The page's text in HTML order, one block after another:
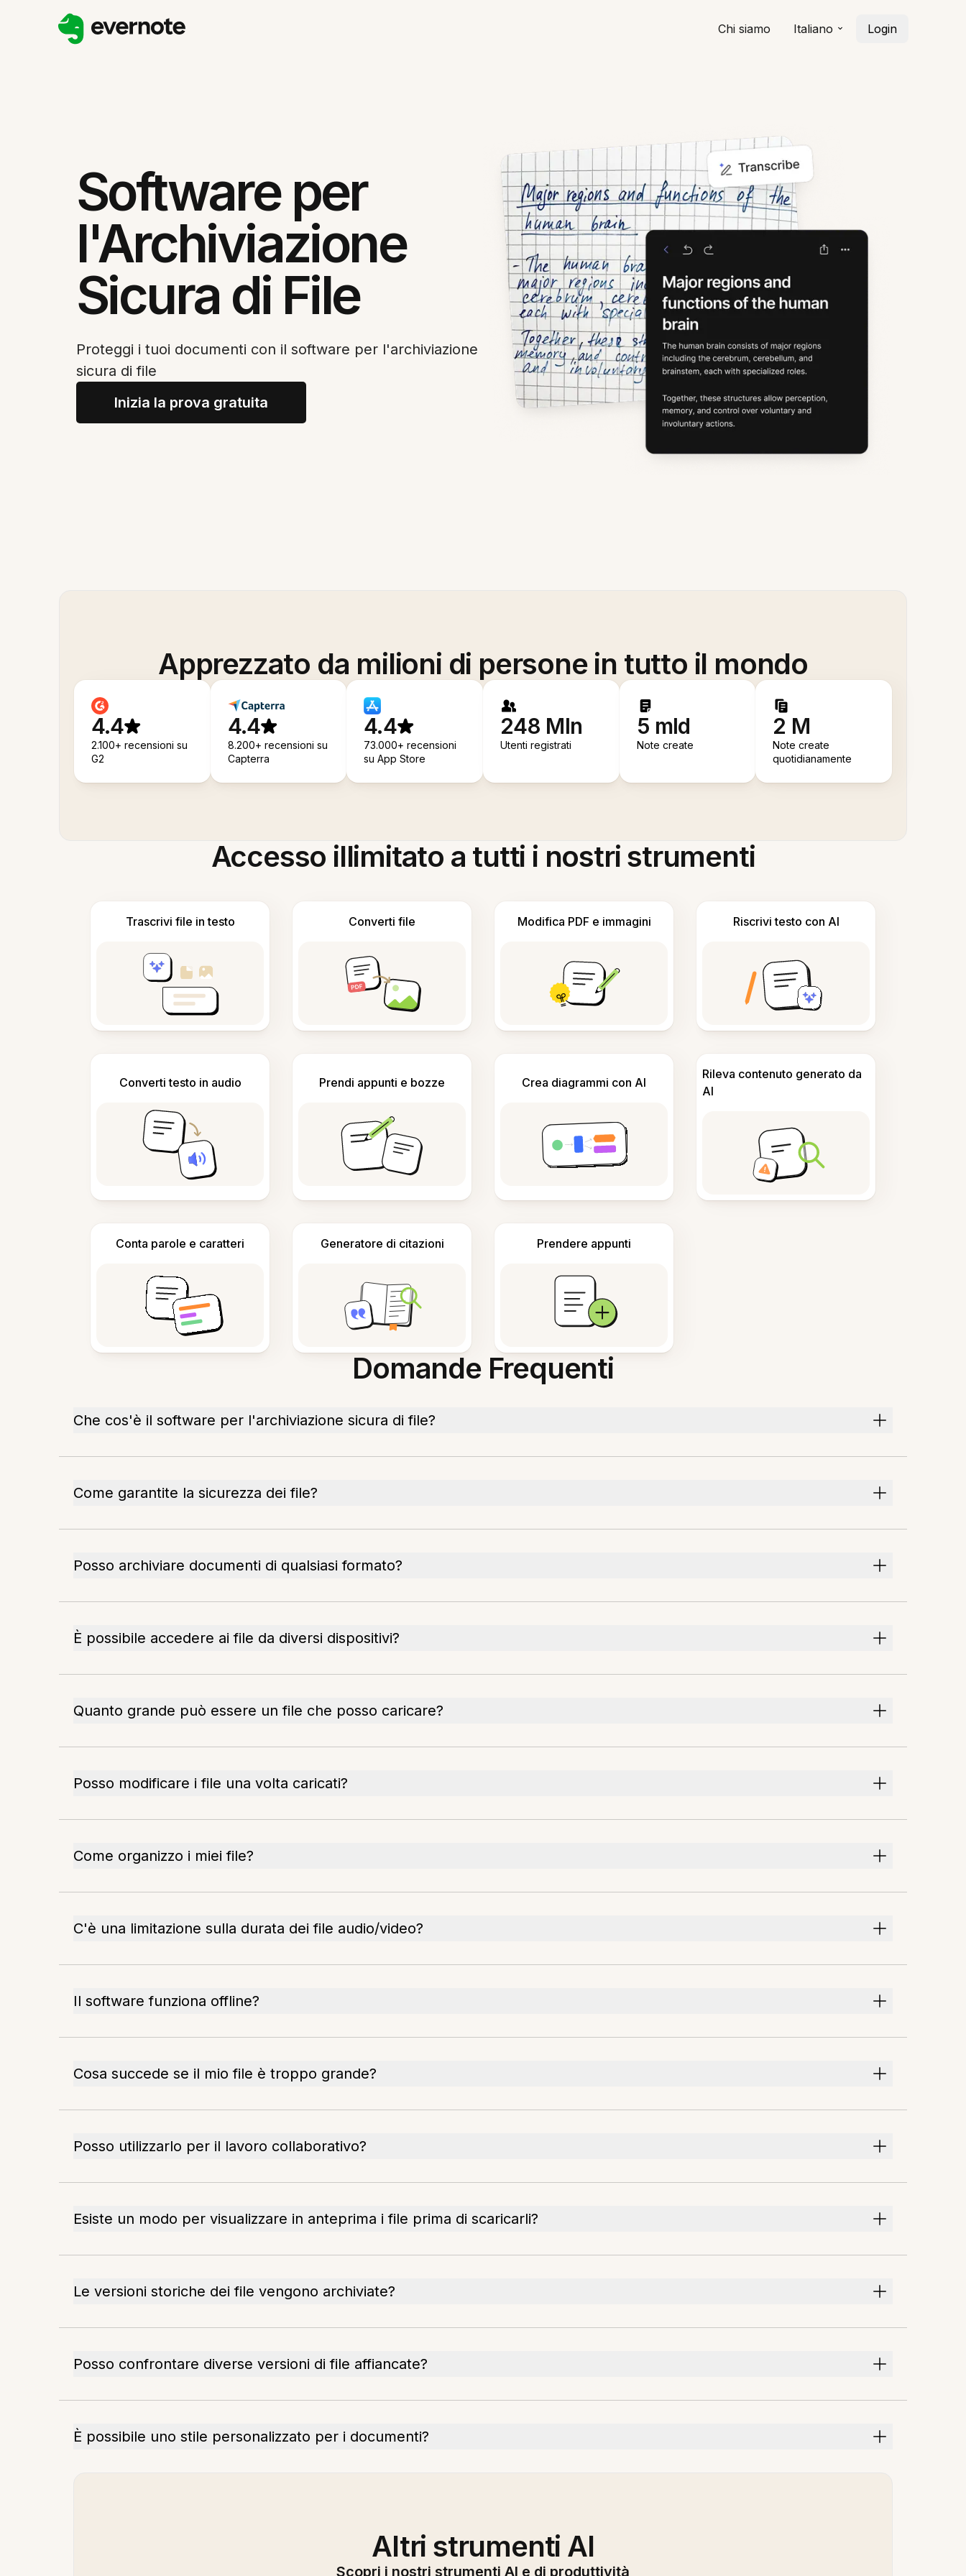
Chi siamo Italiano Login
Software per
l'Archiviazione
Sicura di File
Proteggi i tuoi documenti con il software per l'archiviazione
sicura di file
Inizia la prova gratuita
Apprezzato da milioni di persone in tutto il mondo
4.4
2.100+ recensioni su
G2
4.4
8.200+ recensioni su
Capterra
4.4
73.000+ recensioni
su App Store
248 Mln
Utenti registrati
5 mld
Note create
2 M
Note create
quotidianamente
Accesso illimitato a tutti i nostri strumenti
Trascrivi file in testo Converti file Modifica PDF e immagini Riscrivi testo con AI
Converti testo in audio Prendi appunti e bozze Crea diagrammi con AI
Rileva contenuto generato da
AI
Conta parole e caratteri Generatore di citazioni Prendere appunti
Domande Frequenti
Che cos'è il software per l'archiviazione sicura di file?
Come garantite la sicurezza dei file?
Posso archiviare documenti di qualsiasi formato?
È possibile accedere ai file da diversi dispositivi?
Quanto grande può essere un file che posso caricare?
Posso modificare i file una volta caricati?
Come organizzo i miei file?
C'è una limitazione sulla durata dei file audio/video?
Il software funziona offline?
Cosa succede se il mio file è troppo grande?
Posso utilizzarlo per il lavoro collaborativo?
Esiste un modo per visualizzare in anteprima i file prima di scaricarli?
Le versioni storiche dei file vengono archiviate?
Posso confrontare diverse versioni di file affiancate?
È possibile uno stile personalizzato per i documenti?
Altri strumenti AI
Scopri i nostri strumenti AI e di produttività